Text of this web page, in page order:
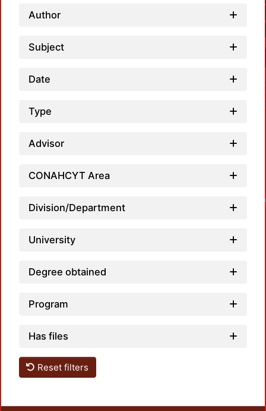
Author
Subject
Date
Type
Advisor
CONAHCYT Area
Division/Department
University
Degree obtained
Program
Has files
Reset filters